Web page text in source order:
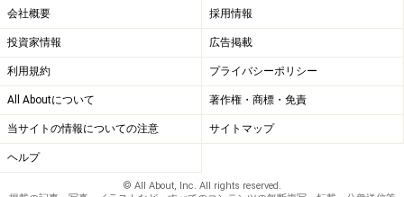
会社概要 採用情報
投資家情報 広告掲載
利用規約 プライバシーポリシー
All Aboutについて 著作権・商標・免責
当サイトの情報についての注意 サイトマップ
ヘルプ
© All About, Inc. All rights reserved.